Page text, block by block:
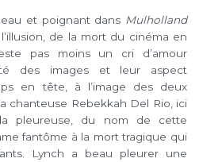
et poignant dans Mulholland
de la mort du cinéma en
pas moins un cri d’amour
des images et leur aspect
en tête, à l’image des deux
chanteuse Rebekkah Del Rio, ici
pleureuse, du nom de cette
fantôme à la mort tragique qui
Lynch a beau pleurer une